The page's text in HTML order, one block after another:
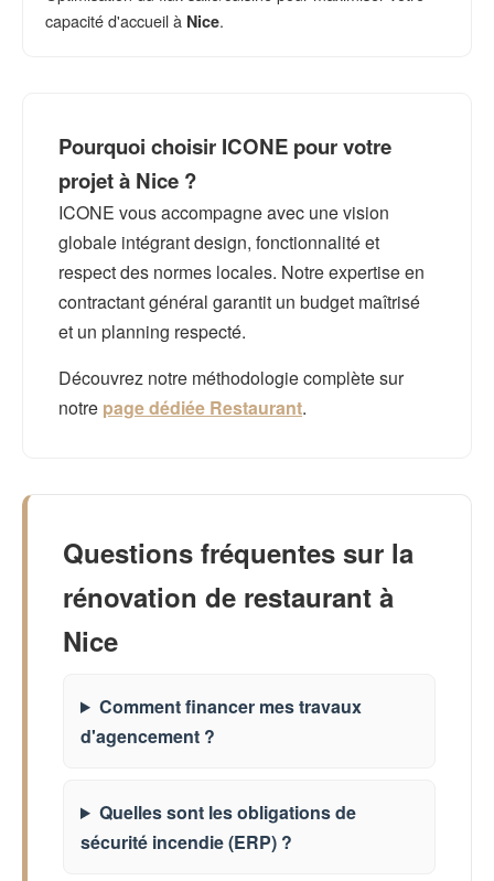
capacité d'accueil à Nice.
Pourquoi choisir ICONE pour votre
projet à Nice ?
ICONE vous accompagne avec une vision
globale intégrant design, fonctionnalité et
respect des normes locales. Notre expertise en
contractant général garantit un budget maîtrisé
et un planning respecté.
Découvrez notre méthodologie complète sur
notre page dédiée Restaurant.
Questions fréquentes sur la
rénovation de restaurant à
Nice
Comment financer mes travaux
d'agencement ?
Quelles sont les obligations de
sécurité incendie (ERP) ?